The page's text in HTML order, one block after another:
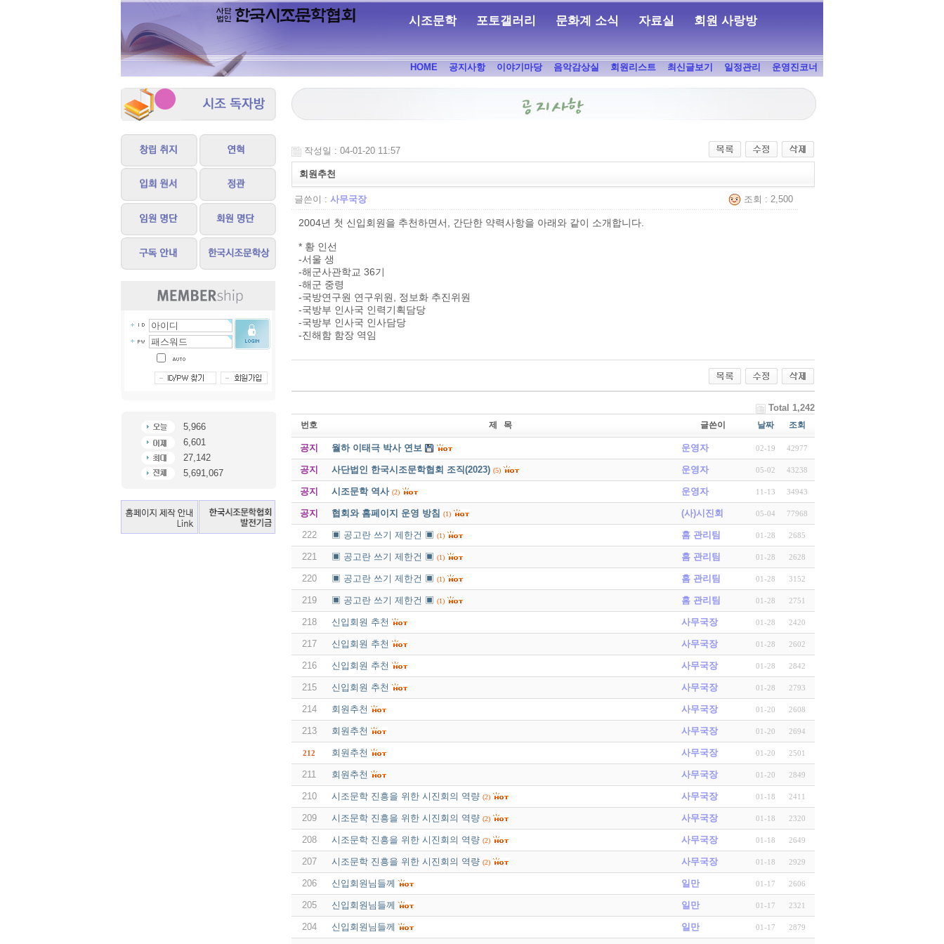
시조문학 포토갤러리 문화계 소식 자료실 회원 사랑방
HOME 공지사항 이야기마당 음악감상실 회원리스트 최신글보기 일정관리 운영진코너
5,966
6,601
27,142
5,691,067
작성일 : 04-01-20 11:57
회원추천
글쓴이 : 사무국장 조회 : 2,500
2004년 첫 신입회원을 추천하면서, 간단한 약력사항을 아래와 같이 소개합니다.
* 황 인선
-서울 생
-해군사관학교 36기
-해군 중령
-국방연구원 연구위원, 정보화 추진위원
-국방부 인사국 인력기획담당
-국방부 인사국 인사담당
-진해함 함장 역임
Total 1,242
번호 제 목 글쓴이 날짜 조회
공지 월하 이태극 박사 연보 운영자 02-19 42977
공지 사단법인 한국시조문학협회 조직(2023) (5) 운영자 05-02 43238
공지 시조문학 역사 (2) 운영자 11-13 34943
공지 협회와 홈페이지 운영 방침 (1) (사)시진회 05-04 77968
222 ▣ 공고란 쓰기 제한건 ▣ (1) 홈 관리팀 01-28 2685
221 ▣ 공고란 쓰기 제한건 ▣ (1) 홈 관리팀 01-28 2628
220 ▣ 공고란 쓰기 제한건 ▣ (1) 홈 관리팀 01-28 3152
219 ▣ 공고란 쓰기 제한건 ▣ (1) 홈 관리팀 01-28 2751
218 신입회원 추천 사무국장 01-28 2420
217 신입회원 추천 사무국장 01-28 2602
216 신입회원 추천 사무국장 01-28 2842
215 신입회원 추천 사무국장 01-28 2793
214 회원추천 사무국장 01-20 2608
213 회원추천 사무국장 01-20 2694
212 회원추천 사무국장 01-20 2501
211 회원추천 사무국장 01-20 2849
210 시조문학 진흥을 위한 시진회의 역량 (2) 사무국장 01-18 2411
209 시조문학 진흥을 위한 시진회의 역량 (2) 사무국장 01-18 2320
208 시조문학 진흥을 위한 시진회의 역량 (2) 사무국장 01-18 2649
207 시조문학 진흥을 위한 시진회의 역량 (2) 사무국장 01-18 2929
206 신입회원님들께 일만 01-17 2606
205 신입회원님들께 일만 01-17 2321
204 신입회원님들께 일만 01-17 2879